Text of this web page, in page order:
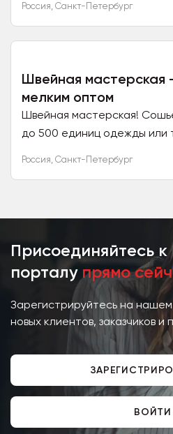
паронит, ткани,...
Россия, Санкт-Петербург
Швейная мастерская
мелким оптом
Швейная мастерская!
до 500 единиц одежды или
Профессиональное
Россия, Санкт-Петербург
Присоединяйтесь
порталу прямо
Зарегистрируйтесь на
новых клиентов, заказчиков и
ВОЙТИ